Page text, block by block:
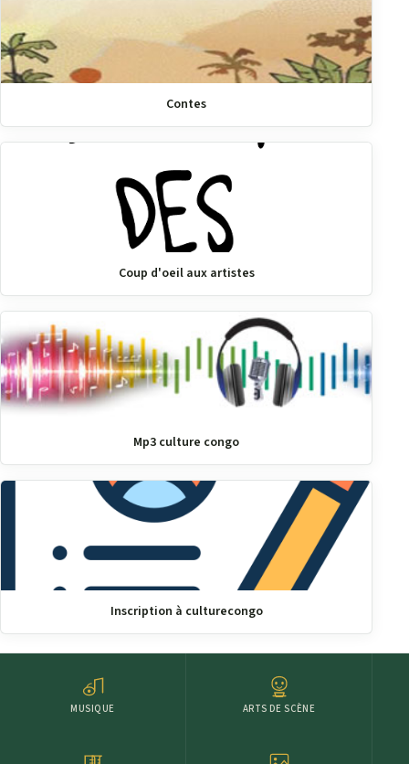
Contes
Coup d'oeil aux artistes
Mp3 culture congo
Inscription à culturecongo
MUSIQUE ARTS DE SCÈNE